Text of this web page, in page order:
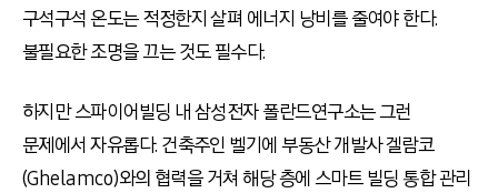
구석구석 온도는 적정한지 살펴 에너지 낭비를 줄여야 한다.
불필요한 조명을 끄는 것도 필수다.
하지만 스파이어빌딩 내 삼성전자 폴란드연구소는 그런
문제에서 자유롭다. 건축주인 벨기에 부동산 개발사 겔람코
(Ghelamco)와의 협력을 거쳐 해당 층에 스마트 빌딩 통합 관리